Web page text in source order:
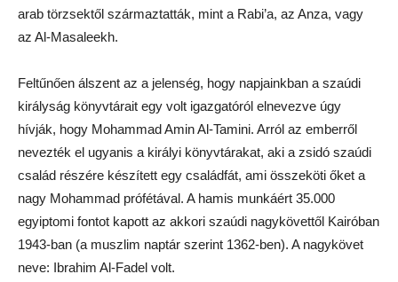
arab törzsektől származtatták, mint a Rabi’a, az Anza, vagy
az Al-Masaleekh.
Feltűnően álszent az a jelenség, hogy napjainkban a szaúdi
királyság könyvtárait egy volt igazgatóról elnevezve úgy
hívják, hogy Mohammad Amin Al-Tamini. Arról az emberről
nevezték el ugyanis a királyi könyvtárakat, aki a zsidó szaúdi
család részére készített egy családfát, ami összeköti őket a
nagy Mohammad prófétával. A hamis munkáért 35.000
egyiptomi fontot kapott az akkori szaúdi nagykövettől Kairóban
1943-ban (a muszlim naptár szerint 1362-ben). A nagykövet
neve: Ibrahim Al-Fadel volt.